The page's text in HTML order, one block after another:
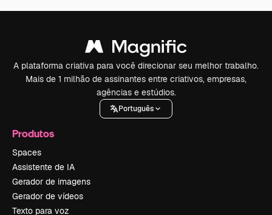
A plataforma criativa para você direcionar seu melhor trabalho.
Mais de 1 milhão de assinantes entre criativos, empresas,
agências e estúdios.
Português
Produtos
Spaces
Assistente de IA
Gerador de imagens
Gerador de vídeos
Texto para voz